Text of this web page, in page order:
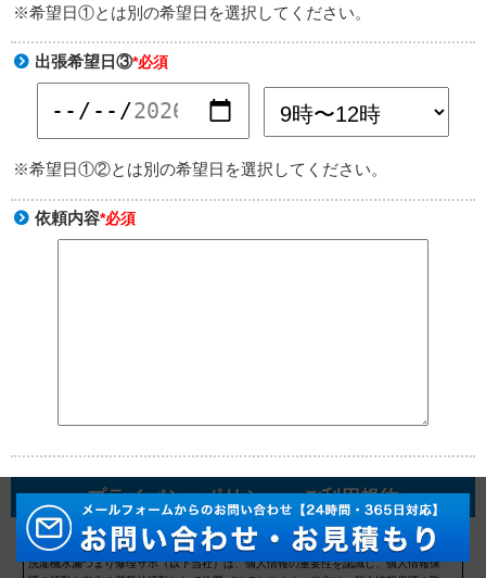
※希望日①とは別の希望日を選択してください。
出張希望日③*必須
※希望日①②とは別の希望日を選択してください。
依頼内容*必須
プライバシーポリシー・ご利用規約
プライバシーポリシー
洗濯機水漏つまり修理サポ（以下当社）は、個人情報の重要性を認識し、個人情報保